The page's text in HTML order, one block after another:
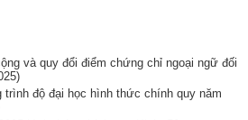
và quy đổi điểm chứng chỉ ngoại ngữ đối
trình độ đại học hình thức chính quy năm